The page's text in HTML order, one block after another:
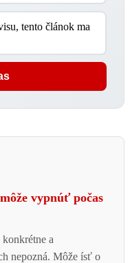
tento článok ma
vypnúť počas
a
nepozná. Môže ísť o